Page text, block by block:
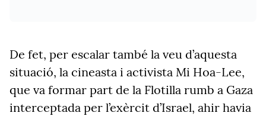
De fet, per escalar també la veu d’aquesta
situació, la cineasta i activista Mi Hoa-Lee,
que va formar part de la Flotilla rumb a Gaza
interceptada per l’exèrcit d’Israel, ahir havia